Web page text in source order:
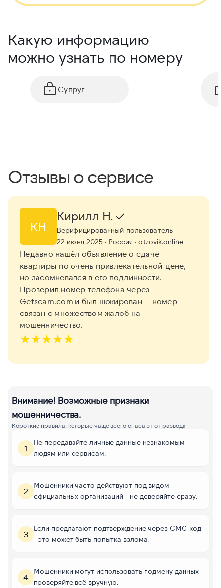
Какую информацию
можно узнать по номеру
Супруг
Отзывы о сервисе
КН
Кирилл Н.
Верифицированный пользователь
22 июня 2025 · Россия · otzovik.online
Недавно нашёл объявление о сдаче
квартиры по очень привлекательной цене,
но засомневался в его подлинности.
Проверил номер телефона через
Getscam.com и был шокирован — номер
связан с множеством жалоб на
мошенничество.
★★★★★
Внимание! Возможные признаки
мошенничества.
Короткие правила, которые чаще всего спасают от развода
1
Не передавайте личные данные незнакомым
людям или сервисам.
2
Мошенники часто действуют под видом
официальных организаций - не доверяйте сразу.
3
Если предлагают подтверждение через СМС-код
- это может быть попытка взлома.
4
Мошенники могут использовать подмену данных -
проверяйте всё вручную.